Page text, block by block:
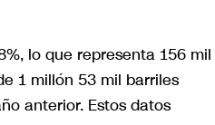
lo que representa 156 mil
1 millón 53 mil barriles
anterior. Estos datos